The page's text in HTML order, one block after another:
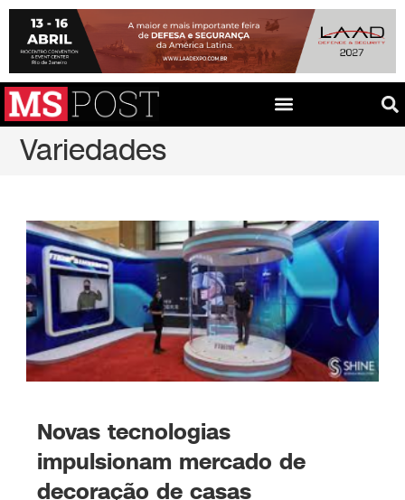
Variedades
Novas tecnologias
impulsionam mercado de
decoração de casas